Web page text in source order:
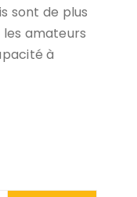
sont de plus
amateurs
à